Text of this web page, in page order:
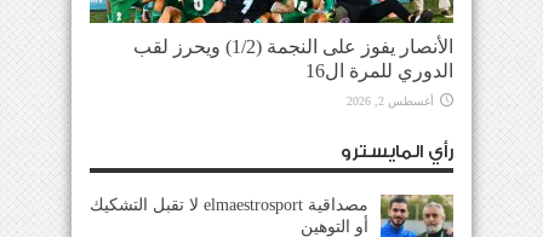
الأنصار يفوز على النجمة (1/2) ويحرز لقب
الدوري للمرة ال16
أغسطس 2, 2026
رأي المايسترو
مصداقية elmaestrosport لا تقبل التشكيك
أو التوهين